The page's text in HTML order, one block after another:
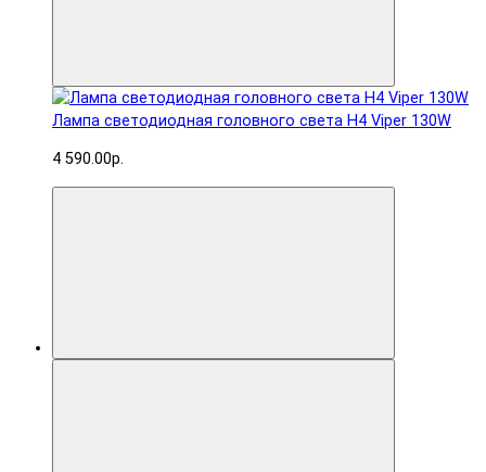
Лампа светодиодная головного света H4 Viper 130W
4 590.00р.